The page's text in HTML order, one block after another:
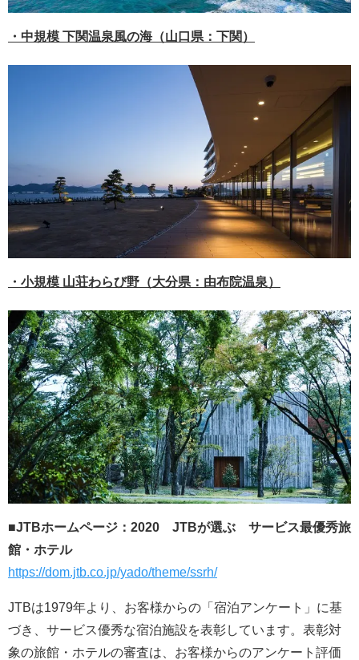
・中規模 下関温泉風の海（山口県：下関）
・小規模 山荘わらび野（大分県：由布院温泉）
■JTBホームページ：2020 JTBが選ぶ サービス最優秀旅
館・ホテル
https://dom.jtb.co.jp/yado/theme/ssrh/
JTBは1979年より、お客様からの「宿泊アンケート」に基
づき、サービス優秀な宿泊施設を表彰しています。表彰対
象の旅館・ホテルの審査は、お客様からのアンケート評価